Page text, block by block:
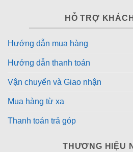
HỖ TRỢ
Hướng dẫn mua hàng
Hướng dẫn thanh toán
Vận chuyển và Giao nhận
Mua hàng từ xa
Thanh toán trả góp
THƯƠNG HIỆU